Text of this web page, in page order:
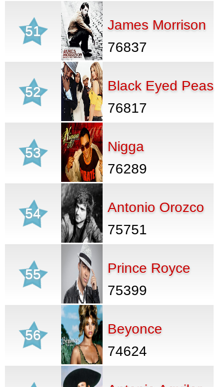
51
James Morrison
76837
52
Black Eyed Peas
76817
53
Nigga
76289
54
Antonio Orozco
75751
55
Prince Royce
75399
56
Beyonce
74624